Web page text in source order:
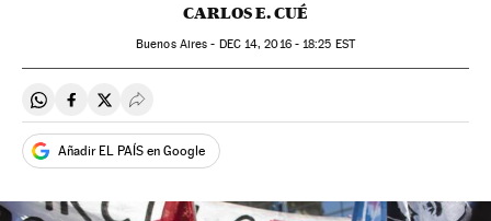
CARLOS E. CUÉ
Buenos Aires - DEC14, 2016 - 18:25 EST
Compartir en Whatsapp
Compartir en Facebook
Compartir en Twitter
Desplegar Redes Sociales
Añadir EL PAÍS en Google